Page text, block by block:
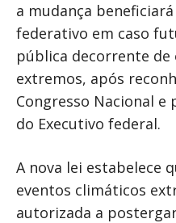
a mudança
federativo em caso
pública decorrente
extremos, após
Congresso Nacional
do Executivo federal.
A nova lei estabelece
eventos climáticos
autorizada a